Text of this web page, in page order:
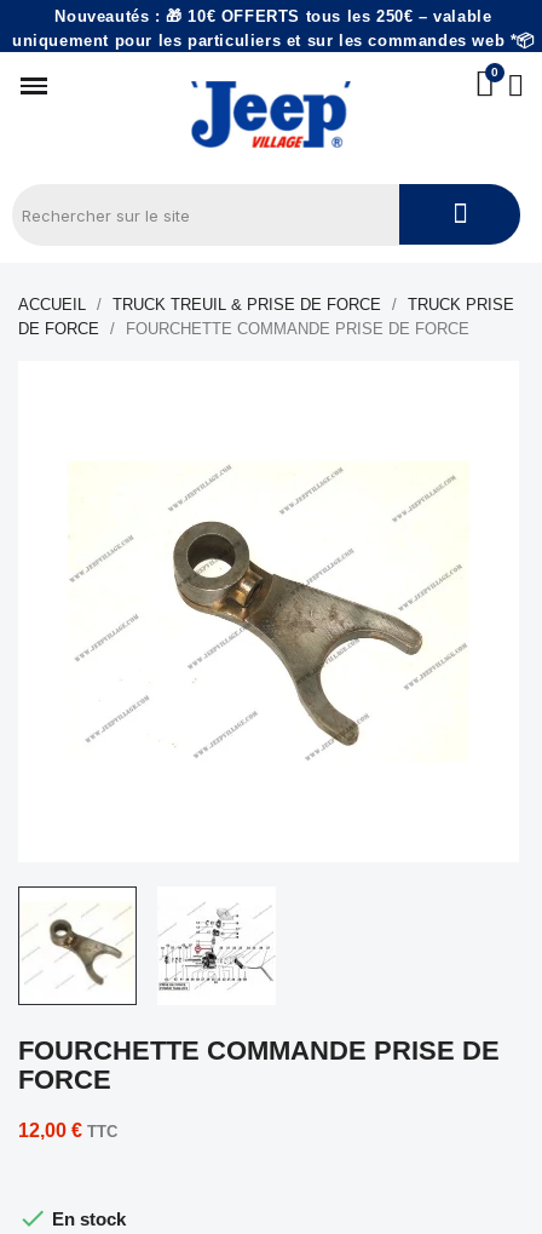
Nouveautés : 🎁 10€ OFFERTS tous les 250€ – valable
uniquement pour les particuliers et sur les commandes web *📦
ACCUEIL TRUCK TREUIL & PRISE DE FORCE
TRUCK PRISE
DE FORCE
FOURCHETTE COMMANDE PRISE DE FORCE
FOURCHETTE COMMANDE PRISE DE
FORCE
12,00 € TTC
 En stock